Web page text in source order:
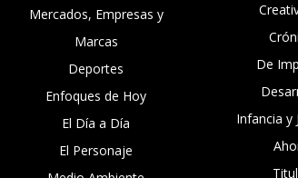
Mercados, Empresas y
Marcas
Deportes
Enfoques de Hoy
El Día a Día
El Personaje
De
Infancia y